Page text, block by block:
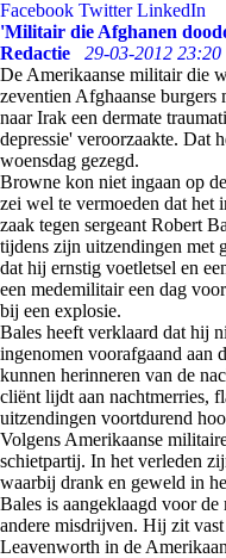
Facebook Twitter LinkedIn
'Militair die Afghanen
Redactie
29-03-2012 23:20
De Amerikaanse militair die
zeventien Afghaanse burgers
naar Irak een dermate
depressie' veroorzaakte. Dat
woensdag gezegd.
Browne kon niet ingaan op
zei wel te vermoeden dat het
zaak tegen sergeant Robert
tijdens zijn uitzendingen met
dat hij ernstig voetletsel en
een medemilitair een dag
bij een explosie.
Bales heeft verklaard dat hij
ingenomen voorafgaand
kunnen herinneren van de
cliënt lijdt aan nachtmerries,
uitzendingen voortdurend
Volgens Amerikaanse
schietpartij. In het verleden
waarbij drank en geweld in
Bales is aangeklaagd voor
andere misdrijven. Hij zit
Leavenworth in de